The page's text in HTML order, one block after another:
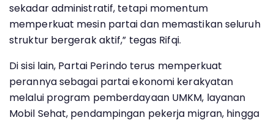
sekadar administratif, tetapi momentum
memperkuat mesin partai dan memastikan seluruh
struktur bergerak aktif,” tegas Rifqi.
Di sisi lain, Partai Perindo terus memperkuat
perannya sebagai partai ekonomi kerakyatan
melalui program pemberdayaan UMKM, layanan
Mobil Sehat, pendampingan pekerja migran, hingga